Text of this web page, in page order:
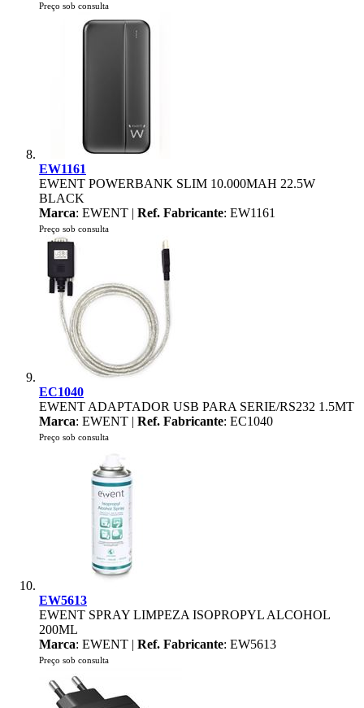
Preço sob consulta
EW1161
EWENT POWERBANK SLIM 10.000MAH 22.5W
BLACK
Marca: EWENT | Ref. Fabricante: EW1161
Preço sob consulta
EC1040
EWENT ADAPTADOR USB PARA SERIE/RS232 1.5MT
Marca: EWENT | Ref. Fabricante: EC1040
Preço sob consulta
EW5613
EWENT SPRAY LIMPEZA ISOPROPYL ALCOHOL
200ML
Marca: EWENT | Ref. Fabricante: EW5613
Preço sob consulta